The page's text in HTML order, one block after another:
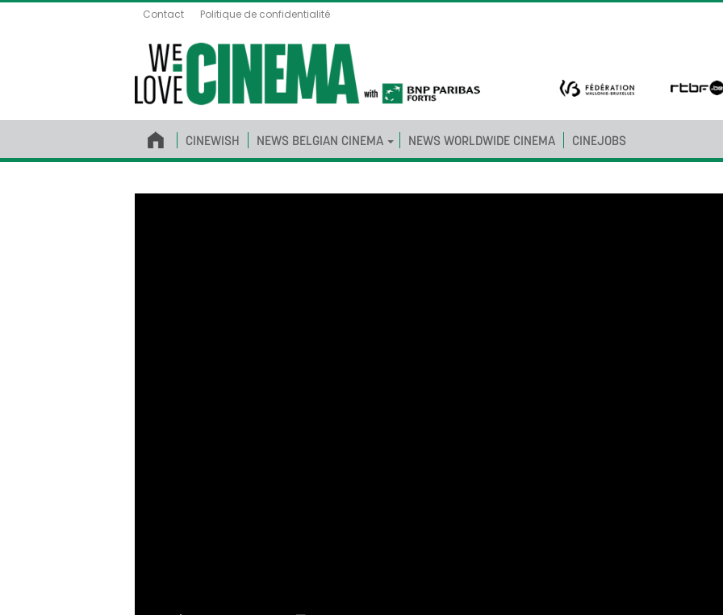
Contact Politique de confidentialité
CINEWISH NEWS BELGIAN CINEMA NEWS WORLDWIDE CINEMA CINEJOBS